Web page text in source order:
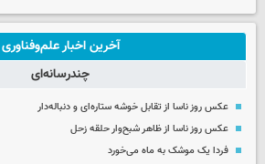
آخرین اخبار علم‌وفناوری
چندرسانه‌ای
عکس روز ناسا از تقابل خوشه ستاره‌ای و دنباله‌دار
عکس روز ناسا از ظاهر شبح‌وار حلقه زحل
فردا یک موشک به ماه می‌خورد